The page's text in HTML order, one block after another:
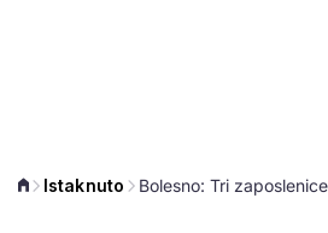
Istaknuto